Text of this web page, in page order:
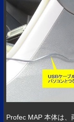
Profec MAP 本体は、